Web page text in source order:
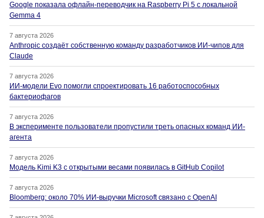
Google показала офлайн-переводчик на Raspberry Pi 5 с локальной
Gemma 4
7 августа 2026
Anthropic создаёт собственную команду разработчиков ИИ-чипов для
Claude
7 августа 2026
ИИ-модели Evo помогли спроектировать 16 работоспособных
бактериофагов
7 августа 2026
В эксперименте пользователи пропустили треть опасных команд ИИ-
агента
7 августа 2026
Модель Kimi K3 с открытыми весами появилась в GitHub Copilot
7 августа 2026
Bloomberg: около 70% ИИ-выручки Microsoft связано с OpenAI